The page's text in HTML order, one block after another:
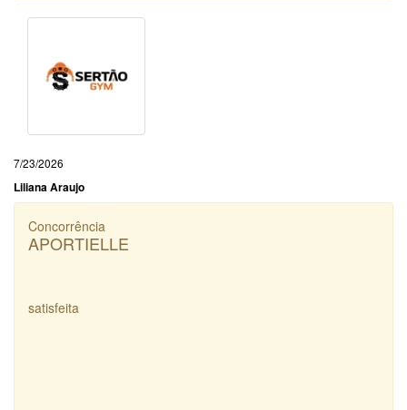
7/23/2026
Liliana Araujo
Concorrência
APORTIELLE
satisfeita